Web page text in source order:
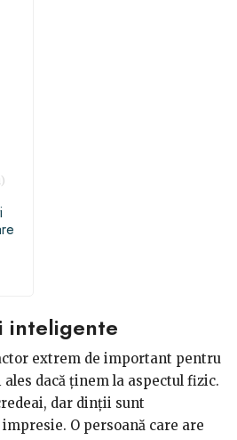
inteligente
extrem de important pentru
dacă ținem la aspectul fizic.
dar dinții sunt
O persoană care are